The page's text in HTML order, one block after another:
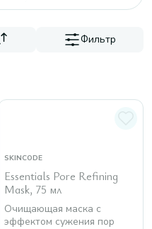
Фильтр
SKINCODE
Essentials Pore Refining
Mask, 75 мл
Очищающая маска с
эффектом сужения пор